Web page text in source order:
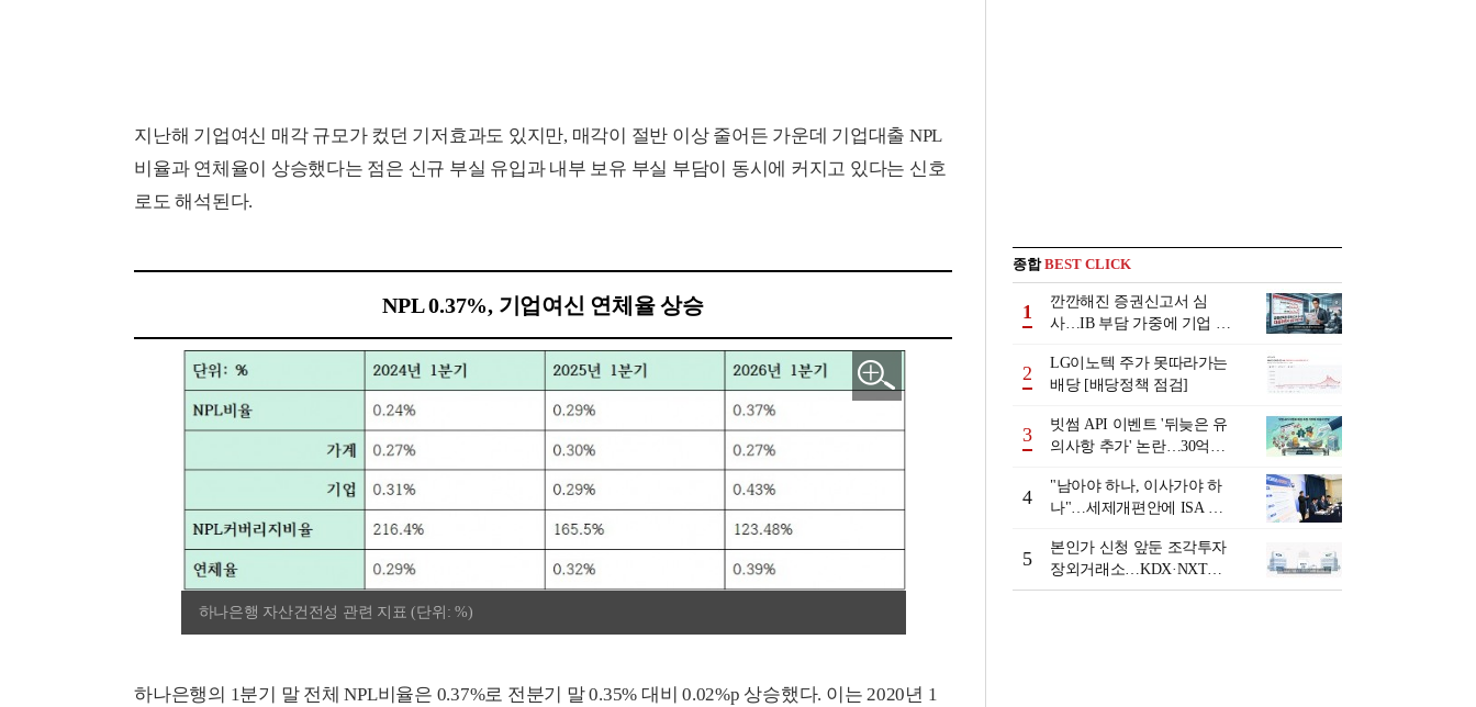
지난해 기업여신 매각 규모가 컸던 기저효과도 있지만, 매각이 절반 이상 줄어든 가운데 기업대출 NPL
비율과 연체율이 상승했다는 점은 신규 부실 유입과 내부 보유 부실 부담이 동시에 커지고 있다는 신호
로도 해석된다.
NPL 0.37%, 기업여신 연체율 상승
하나은행 자산건전성 관련 지표 (단위: %)
하나은행의 1분기 말 전체 NPL비율은 0.37%로 전분기 말 0.35% 대비 0.02%p 상승했다. 이는 2020년 1
종합BEST CLICK
1
깐깐해진 증권신고서 심
사…IB 부담 가중에 기업 자
2
LG이노텍 주가 못따라가는
배당 [배당정책 점검]
3
빗썸 API 이벤트 '뒤늦은 유
의사항 추가' 논란…30억원
발
4
"남아야 하나, 이사가야 하
나"…세제개편안에 ISA 투
5
본인가 신청 앞둔 조각투자
장외거래소…KDX·NXT컨
소 막판 점검 ‘분주’